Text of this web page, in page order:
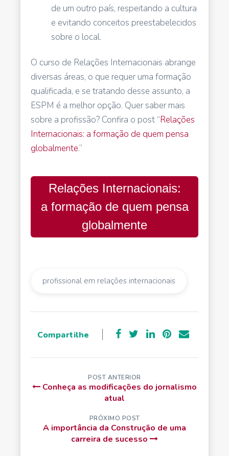
de um outro país, respeitando a cultura
e evitando conceitos preestabelecidos
sobre o local.
O curso de Relações Internacionais abrange
diversas áreas, o que requer uma formação
qualificada, e se tratando desse assunto, a
ESPM é a melhor opção. Quer saber mais
sobre a profissão? Confira o post “Relações
Internacionais: a formação de quem pensa
globalmente.”
Relações Internacionais:
a formação de quem pensa
globalmente
profissional em relações internacionais
Compartilhe
POST ANTERIOR
Conheça as modificações do jornalismo
atual
PRÓXIMO POST
A importância da Construção de uma
carreira de sucesso